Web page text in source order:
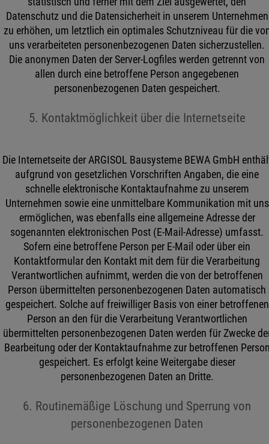
Datenschutz und die Datensicherheit in unserem Unternehmen
zu erhöhen, um letztlich ein optimales Schutzniveau für die
uns verarbeiteten personenbezogenen Daten sicherzustellen.
Die anonymen Daten der Server-Logfiles werden getrennt von
allen durch eine betroffene Person angegebenen
personenbezogenen Daten gespeichert.
5. Kontaktmöglichkeit über die Internetseite
Die Internetseite der ARGISOL Bausysteme BEWA GmbH
aufgrund von gesetzlichen Vorschriften Angaben, die eine
schnelle elektronische Kontaktaufnahme zu unserem
Unternehmen sowie eine unmittelbare Kommunikation mit uns
ermöglichen, was ebenfalls eine allgemeine Adresse der
sogenannten elektronischen Post (E-Mail-Adresse) umfasst.
Sofern eine betroffene Person per E-Mail oder über ein
Kontaktformular den Kontakt mit dem für die Verarbeitung
Verantwortlichen aufnimmt, werden die von der betroffenen
Person übermittelten personenbezogenen Daten automatisch
gespeichert. Solche auf freiwilliger Basis von einer betroffenen
Person an den für die Verarbeitung Verantwortlichen
übermittelten personenbezogenen Daten werden für Zwecke
Bearbeitung oder der Kontaktaufnahme zur betroffenen
gespeichert. Es erfolgt keine Weitergabe dieser
personenbezogenen Daten an Dritte.
6. Routinemäßige Löschung und Sperrung von
personenbezogenen Daten